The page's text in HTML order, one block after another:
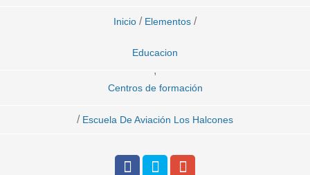
Inicio / Elementos /
Educacion
,
Centros de formación
/ Escuela De Aviación Los Halcones